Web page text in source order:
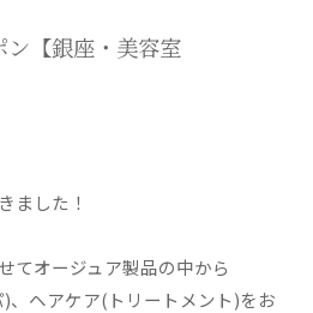
【銀座・美容室
ました！
てオージュア製品の中から
、ヘアケア(トリートメント)をお